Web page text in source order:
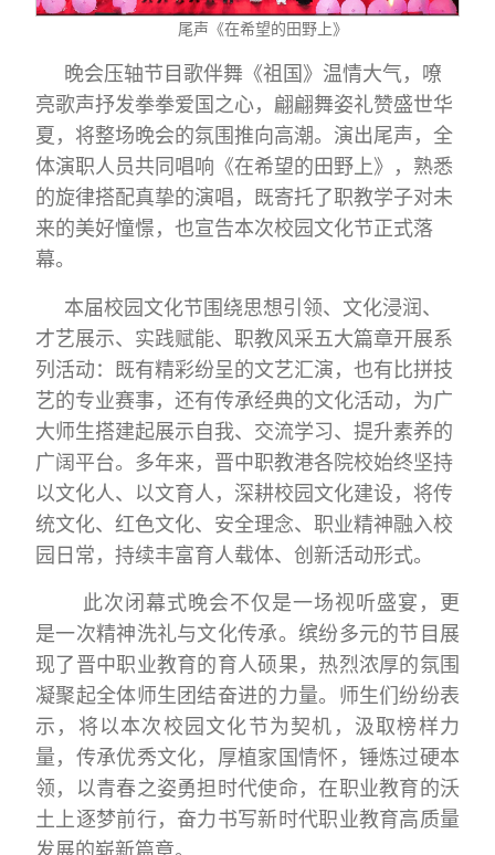
尾声《在希望的田野上》
晚会压轴节目歌伴舞《祖国》温情大气，嘹
亮歌声抒发拳拳爱国之心，翩翩舞姿礼赞盛世华
夏，将整场晚会的氛围推向高潮。演出尾声，全
体演职人员共同唱响《在希望的田野上》，熟悉
的旋律搭配真挚的演唱，既寄托了职教学子对未
来的美好憧憬，也宣告本次校园文化节正式落
幕。
本届校园文化节围绕思想引领、文化浸润、
才艺展示、实践赋能、职教风采五大篇章开展系
列活动：既有精彩纷呈的文艺汇演，也有比拼技
艺的专业赛事，还有传承经典的文化活动，为广
大师生搭建起展示自我、交流学习、提升素养的
广阔平台。多年来，晋中职教港各院校始终坚持
以文化人、以文育人，深耕校园文化建设，将传
统文化、红色文化、安全理念、职业精神融入校
园日常，持续丰富育人载体、创新活动形式。
此次闭幕式晚会不仅是一场视听盛宴，更
是一次精神洗礼与文化传承。缤纷多元的节目展
现了晋中职业教育的育人硕果，热烈浓厚的氛围
凝聚起全体师生团结奋进的力量。师生们纷纷表
示，将以本次校园文化节为契机，汲取榜样力
量，传承优秀文化，厚植家国情怀，锤炼过硬本
领，以青春之姿勇担时代使命，在职业教育的沃
土上逐梦前行，奋力书写新时代职业教育高质量
发展的崭新篇章。